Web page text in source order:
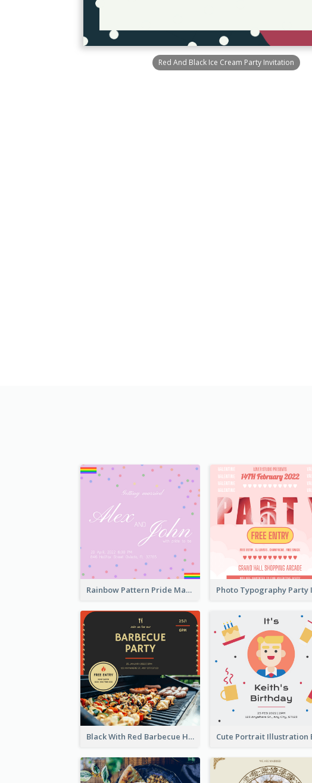
Red And Black Ice Cream Party Invitation
Rainbow Pattern Pride Married Invitation
Black With Red Barbecue Housewarming Invitation